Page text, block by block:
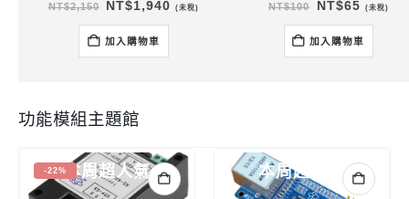
NT$2,150
原
價
格：
NT$2,150。
NT$1,940 目
(未稅)
加入購物車
NT$100
原
價
格：
NT$100。
NT$65目
價
格：
NT$65
(未稅)
加入購物車
功能模組主題館
-22%